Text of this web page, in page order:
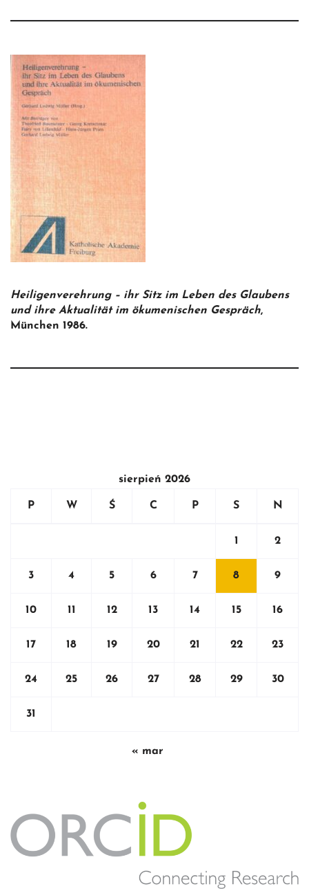
Heiligenverehrung – ihr Sitz im Leben des Glaubens
und ihre Aktualität im ökumenischen Gespräch,
München 1986.
sierpień 2026
P W Ś C P S N
1 2
3 4 5 6 7 8 9
10 11 12 13 14 15 16
17 18 19 20 21 22 23
24 25 26 27 28 29 30
31
« mar